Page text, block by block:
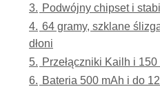
3. Podwójny chipset i
4. 64 gramy, szklane
dłoni
5. Przełączniki Kailh i
6. Bateria 500 mAh i do